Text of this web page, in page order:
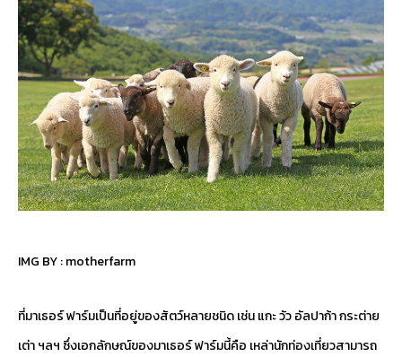
IMG BY :motherfarm
ที่มาเธอร์ ฟาร์มเป็นที่อยู่ของสัตว์หลายชนิด เช่น แกะ วัว อัลปาก้า กระต่าย
เต่า ฯลฯ ซึ่งเอกลักษณ์ของมาเธอร์ ฟาร์มนี้คือ เหล่านักท่องเที่ยวสามารถ